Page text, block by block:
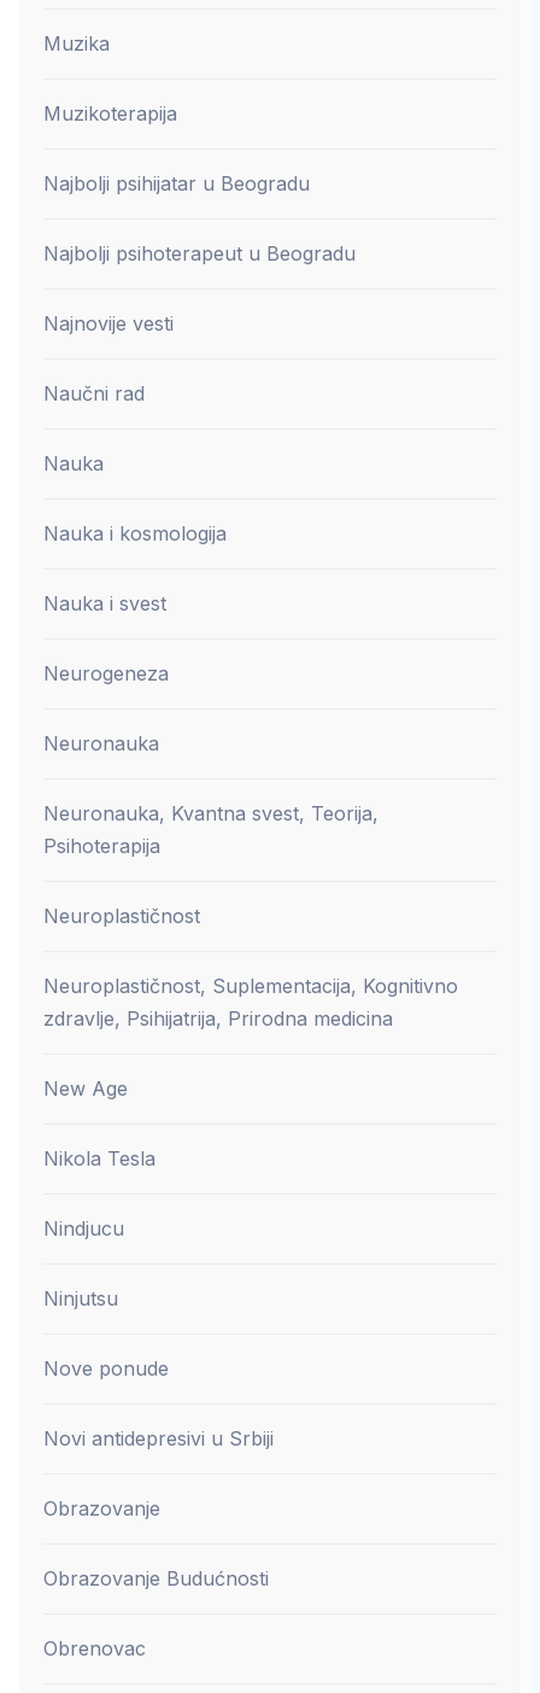
Muzika
Muzikoterapija
Najbolji psihijatar u Beogradu
Najbolji psihoterapeut u Beogradu
Najnovije vesti
Naučni rad
Nauka
Nauka i kosmologija
Nauka i svest
Neurogeneza
Neuronauka
Neuronauka, Kvantna svest, Teorija,
Psihoterapija
Neuroplastičnost
Neuroplastičnost, Suplementacija, Kognitivno
zdravlje, Psihijatrija, Prirodna medicina
New Age
Nikola Tesla
Nindjucu
Ninjutsu
Nove ponude
Novi antidepresivi u Srbiji
Obrazovanje
Obrazovanje Budućnosti
Obrenovac